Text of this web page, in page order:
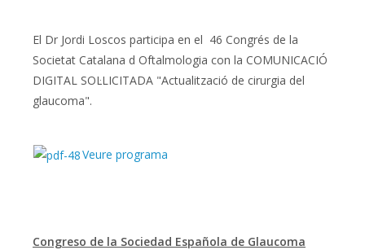
El Dr Jordi Loscos participa en el 46 Congrés de la
Societat Catalana d Oftalmologia con la COMUNICACIÓ
DIGITAL SOL·LICITADA "Actualització de cirurgia del
glaucoma".
Veure programa
Congreso de la Sociedad Española de Glaucoma